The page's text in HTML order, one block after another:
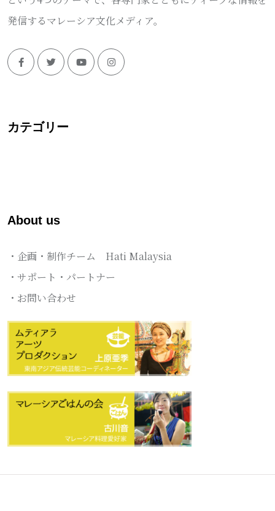
発信するマレーシア文化メディア。
カテゴリー
About us
・企画・制作チーム Hati Malaysia
・サポート・パートナー
・お問い合わせ